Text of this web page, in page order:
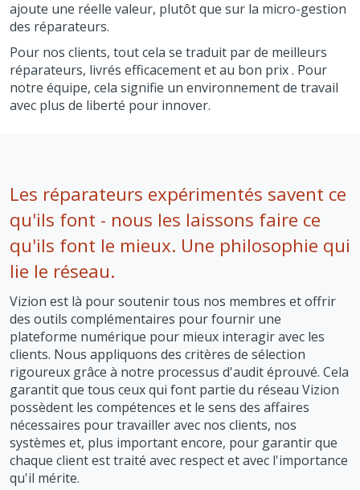
ajoute une réelle valeur, plutôt que sur la micro-gestion
des réparateurs.
Pour nos clients, tout cela se traduit par de meilleurs
réparateurs, livrés efficacement et au bon prix . Pour
notre équipe, cela signifie un environnement de travail
avec plus de liberté pour innover.
Les réparateurs expérimentés savent ce
qu'ils font - nous les laissons faire ce
qu'ils font le mieux. Une philosophie qui
lie le réseau.
Vizion est là pour soutenir tous nos membres et offrir
des outils complémentaires pour fournir une
plateforme numérique pour mieux interagir avec les
clients. Nous appliquons des critères de sélection
rigoureux grâce à notre processus d'audit éprouvé. Cela
garantit que tous ceux qui font partie du réseau Vizion
possèdent les compétences et le sens des affaires
nécessaires pour travailler avec nos clients, nos
systèmes et, plus important encore, pour garantir que
chaque client est traité avec respect et avec l'importance
qu'il mérite.